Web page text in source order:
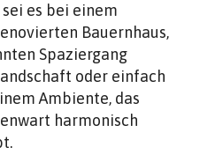
es bei einem
Bauernhaus,
Spaziergang
oder einfach
Ambiente, das
harmonisch